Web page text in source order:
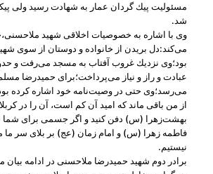
مسئولیت پیك گردان عمار به شهادت رسید ولی
شد.
وی با اشاره به خصوصیات اخلاقی شهید
می‌كند:دل بریدن از خانواده و دوستان از سوی
عبادت و راز و نیاز می‌پرداخت؛برای حمیدرضا
می‌رسد؛وی حتی در وصیت‌نامه خود اشاره كرده
از من باقی ماند كه امید آن كم است، آن را در
بهشت‌زهرا (س) دفن كنید و اگر جسمی برای شما
فاطمه زهرا (س) و امام زمان (عج) بر بلای سر ما
نیستیم.
برادر دوم شهید حمیدرضا ملاحسنی در ادامه بیان